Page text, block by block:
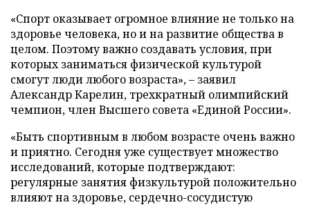
«Спорт оказывает огромное влияние не только на
здоровье человека, но и на развитие общества в
целом. Поэтому важно создавать условия, при
которых заниматься физической культурой
смогут люди любого возраста», – заявил
Александр Карелин, трехкратный олимпийский
чемпион, член Высшего совета «Единой России».
«Быть спортивным в любом возрасте очень важно
и приятно. Сегодня уже существует множество
исследований, которые подтверждают:
регулярные занятия физкультурой положительно
влияют на здоровье, сердечно-сосудистую